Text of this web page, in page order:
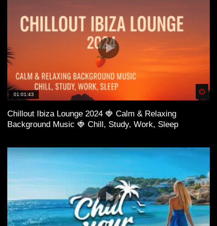
01:01:43
Chillout Ibiza Lounge 2024 🍓 Calm & Relaxing
Background Music 🍓 Chill, Study, Work, Sleep